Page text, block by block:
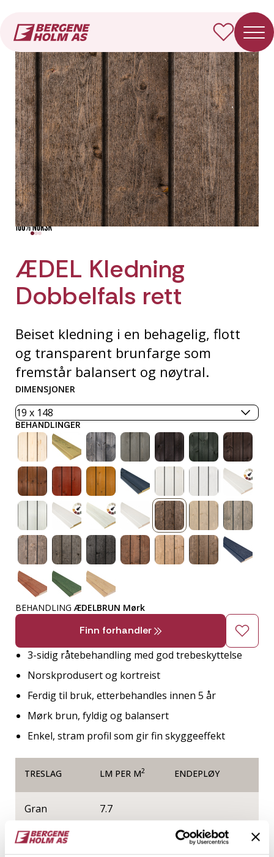
ÆDEL Kledning
Dobbelfals rett
Beiset kledning i en behagelig, flott
og transparent brunfarge som
fremstår balansert og nøytral.
DIMENSJONER
BEHANDLINGER
BEHANDLING ÆDELBRUN Mørk
Finn forhandler
3-sidig råtebehandling med god trebeskyttelse
Norskprodusert og kortreist
Ferdig til bruk, etterbehandles innen 5 år
Mørk brun, fyldig og balansert
Enkel, stram profil som gir fin skyggeeffekt
TRESLAG LM PER M2 ENDEPLØY
Gran 7.7
NOBB